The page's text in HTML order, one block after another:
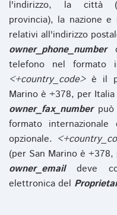
l'indirizzo, la città
provincia), la nazione
relativi all'indirizzo
owner_phone_number
telefono nel formato
<+country_code>è il
Marino è +378, per
owner_fax_numberpuò
formato internazionale
opzionale.
(per San Marino è
owner_emaildeve
elettronica del